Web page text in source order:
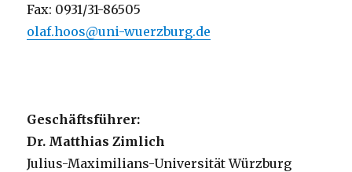
Fax: 0931/31-86505
olaf.hoos@uni-wuerzburg.de
Geschäftsführer:
Dr. Matthias Zimlich
Julius-Maximilians-Universität Würzburg